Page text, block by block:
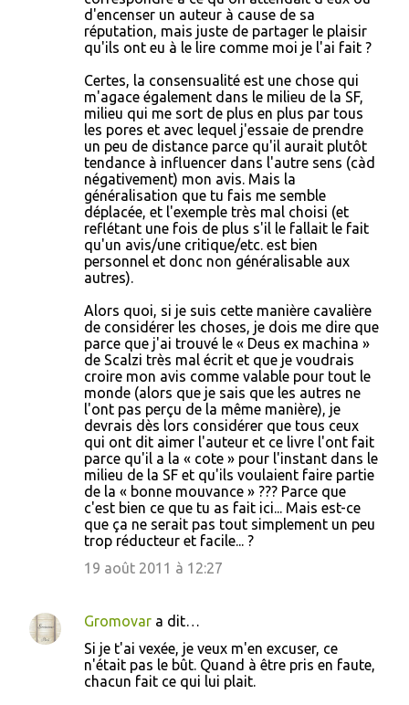
d'encenser un auteur à cause de sa
réputation, mais juste de partager le plaisir
qu'ils ont eu à le lire comme moi je l'ai fait ?
Certes, la consensualité est une chose qui
m'agace également dans le milieu de la SF,
milieu qui me sort de plus en plus par tous
les pores et avec lequel j'essaie de prendre
un peu de distance parce qu'il aurait plutôt
tendance à influencer dans l'autre sens (càd
négativement) mon avis. Mais la
généralisation que tu fais me semble
déplacée, et l'exemple très mal choisi (et
reflétant une fois de plus s'il le fallait le fait
qu'un avis/une critique/etc. est bien
personnel et donc non généralisable aux
autres).
Alors quoi, si je suis cette manière cavalière
de considérer les choses, je dois me dire que
parce que j'ai trouvé le « Deus ex machina »
de Scalzi très mal écrit et que je voudrais
croire mon avis comme valable pour tout le
monde (alors que je sais que les autres ne
l'ont pas perçu de la même manière), je
devrais dès lors considérer que tous ceux
qui ont dit aimer l'auteur et ce livre l'ont fait
parce qu'il a la « cote » pour l'instant dans le
milieu de la SF et qu'ils voulaient faire partie
de la « bonne mouvance » ??? Parce que
c'est bien ce que tu as fait ici... Mais est-ce
que ça ne serait pas tout simplement un peu
trop réducteur et facile... ?
19 août 2011 à 12:27
Gromovar a dit…
Si je t'ai vexée, je veux m'en excuser, ce
n'était pas le bût. Quand à être pris en faute,
chacun fait ce qui lui plait.